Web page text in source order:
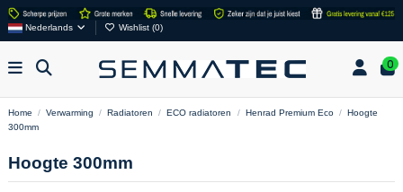
Nederlands Wishlist (0)
0
Home Verwarming Radiatoren ECO radiatoren Henrad Premium Eco
Hoogte
300mm
Hoogte 300mm